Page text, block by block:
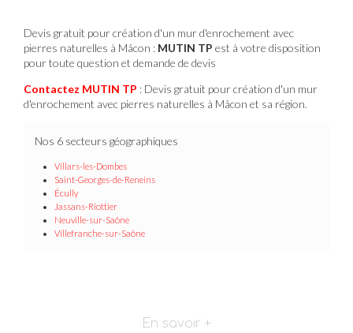
Devis gratuit pour création d'un mur d'enrochement avec
pierres naturelles à Mâcon : MUTIN TP est à votre disposition
pour toute question et demande de devis
Contactez MUTIN TP : Devis gratuit pour création d'un mur
d'enrochement avec pierres naturelles à Mâcon et sa région.
Nos 6 secteurs géographiques
Villars-les-Dombes
Saint-Georges-de-Reneins
Écully
Jassans-Riottier
Neuville-sur-Saône
Villefranche-sur-Saône
En savoir +